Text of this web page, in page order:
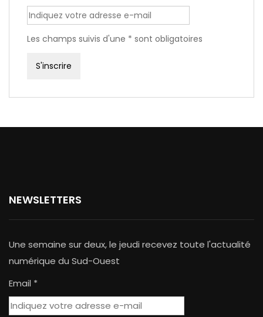
Les champs suivis d'une * sont obligatoires
NEWSLETTERS
Une semaine sur deux, le jeudi recevez toute l'actualité
numérique du Sud-Ouest
Email *